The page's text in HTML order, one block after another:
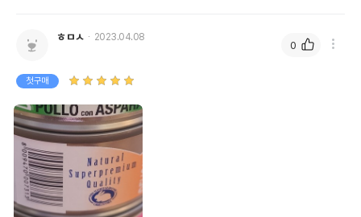
0.56%
오메가3
오메가6
수분
탄수화물
기타성분
비타민 A 2000 IU/Kg 비타민 D3 200 IU/Kg
비타민 E (Alfa-tocoferol) 25mg/Kg
ㅎㅁㅅ 2023.04.08
첫구매
0